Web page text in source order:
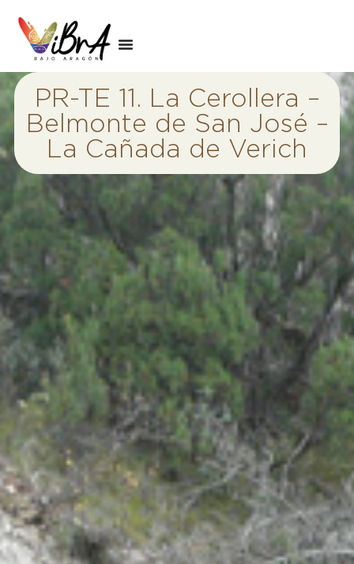
PR-TE 11. La Cerollera –
Belmonte de San José –
La Cañada de Verich